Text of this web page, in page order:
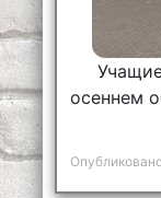
осеннем